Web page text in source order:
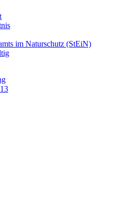
im Naturschutz (StEiN)